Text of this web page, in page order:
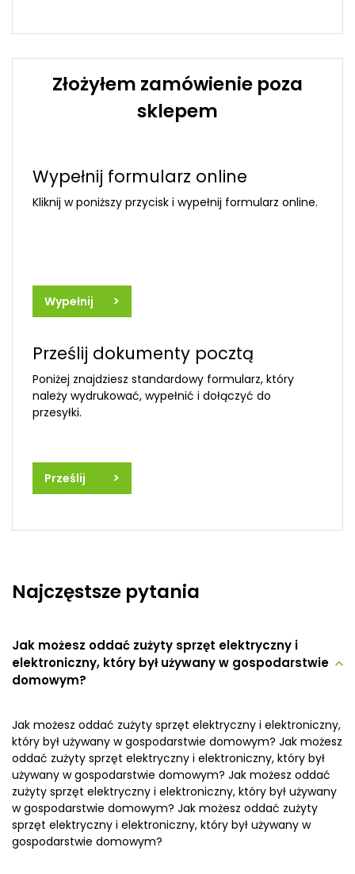
Złożyłem zamówienie poza
sklepem
Wypełnij formularz online
Kliknij w poniższy przycisk i wypełnij formularz online.
Wypełnij >
Prześlij dokumenty pocztą
Poniżej znajdziesz standardowy formularz, który
należy wydrukować, wypełnić i dołączyć do
przesyłki.
Prześlij >
Najczęstsze pytania
Jak możesz oddać zużyty sprzęt elektryczny i
elektroniczny, który był używany w gospodarstwie
domowym?
Jak możesz oddać zużyty sprzęt elektryczny i elektroniczny,
który był używany w gospodarstwie domowym? Jak możesz
oddać zużyty sprzęt elektryczny i elektroniczny, który był
używany w gospodarstwie domowym? Jak możesz oddać
zużyty sprzęt elektryczny i elektroniczny, który był używany
w gospodarstwie domowym? Jak możesz oddać zużyty
sprzęt elektryczny i elektroniczny, który był używany w
gospodarstwie domowym?